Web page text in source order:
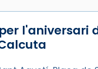
l'aniversari